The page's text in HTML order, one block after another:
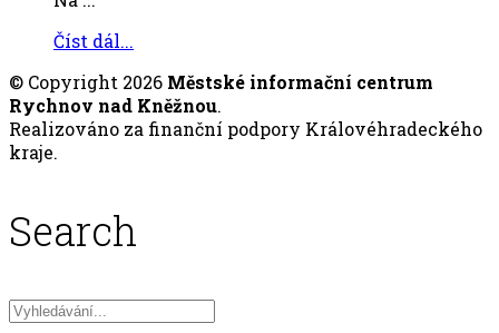
Číst dál...
© Copyright 2026 Městské informační centrum
Rychnov nad Kněžnou.
Realizováno za finanční podpory Královéhradeckého
kraje.
Search